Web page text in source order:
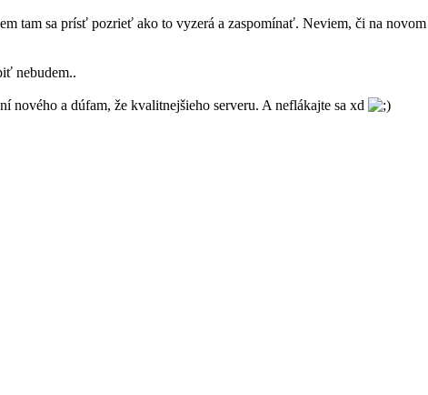
tam sa prísť pozrieť ako to vyzerá a zaspomínať. Neviem, či na
nebudem..
nového a dúfam, že kvalitnejšieho serveru. A neflákajte sa xd